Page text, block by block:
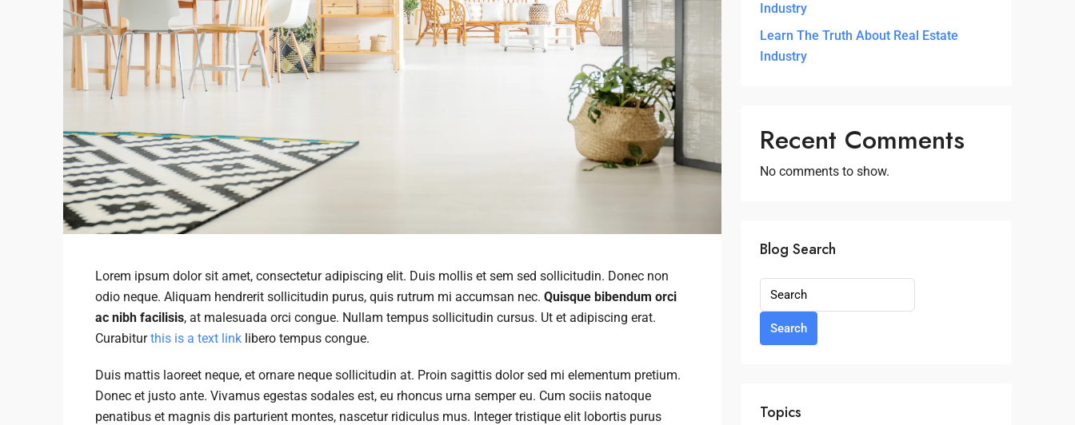
Lorem ipsum dolor sit amet, consectetur adipiscing elit. Duis mollis et sem sed sollicitudin. Donec non
odio neque. Aliquam hendrerit sollicitudin purus, quis rutrum mi accumsan nec. Quisque bibendum orci
ac nibh facilisis, at malesuada orci congue. Nullam tempus sollicitudin cursus. Ut et adipiscing erat.
Curabiturthis is a text link libero tempus congue.
Duis mattis laoreet neque, et ornare neque sollicitudin at. Proin sagittis dolor sed mi elementum pretium.
Donec et justo ante. Vivamus egestas sodales est, eu rhoncus urna semper eu. Cum sociis natoque
penatibus et magnis dis parturient montes, nascetur ridiculus mus. Integer tristique elit lobortis purus
Industry
Learn The Truth About Real Estate
Industry
Recent Comments
No comments to show.
Blog Search
Search
Topics